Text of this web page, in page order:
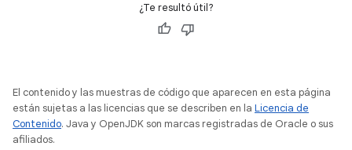
¿Te resultó útil?
El contenido y las muestras de código que aparecen en esta página
están sujetas a las licencias que se describen en la Licencia de
Contenido. Java y OpenJDK son marcas registradas de Oracle o sus
afiliados.